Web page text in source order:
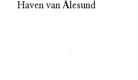
Haven van Ålesund